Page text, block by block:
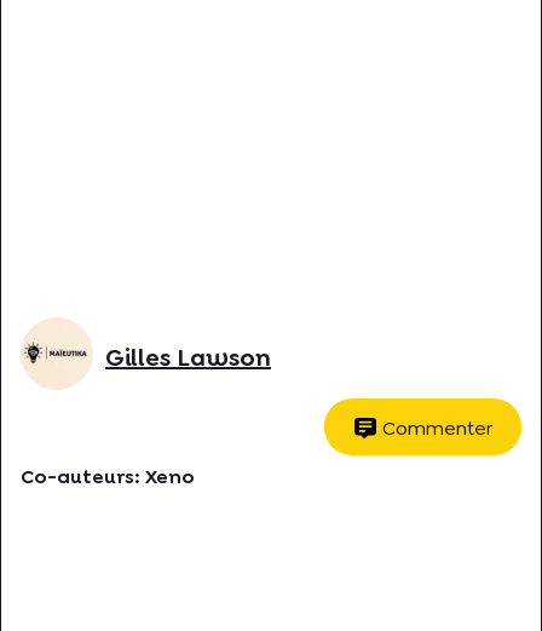
Gilles Lawson
Commenter
Co-auteurs: Xeno